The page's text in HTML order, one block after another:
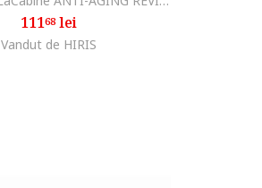
11168lei
Vandut de HIRIS